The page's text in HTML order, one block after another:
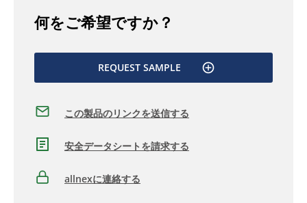
何をご希望ですか？
REQUEST SAMPLE
この製品のリンクを送信する
安全データシートを請求する
allnexに連絡する